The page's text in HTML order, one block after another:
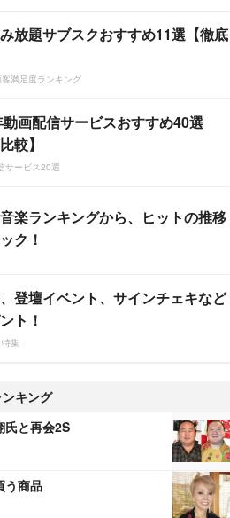
放題サブスクおすすめ11選【徹底
満足度ランキング
画配信サービスおすすめ40選
較】
サービス20選
楽ランキングから、ヒットの推移
ク！
登壇イベント、サインチェキなど
ト！
集
キング
氏と再会2S
う商品